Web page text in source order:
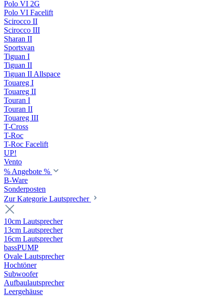
Polo VI 2G
Polo VI Facelift
Scirocco II
Scirocco III
Sharan II
Sportsvan
Tiguan I
Tiguan II
Tiguan II Allspace
Touareg I
Touareg II
Touran I
Touran II
Touareg III
T-Cross
T-Roc
T-Roc Facelift
UP!
Vento
% Angebote %
B-Ware
Sonderposten
Zur Kategorie Lautsprecher
10cm Lautsprecher
13cm Lautsprecher
16cm Lautsprecher
bassPUMP
Ovale Lautsprecher
Hochtöner
Subwoofer
Aufbaulautsprecher
Leergehäuse